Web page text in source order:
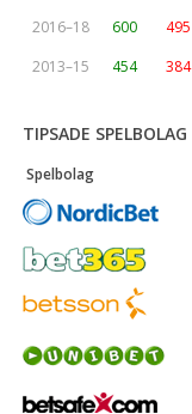
2016–18
600 495
2013–15
454 384
TIPSADE SPELBOLAG
Spelbolag